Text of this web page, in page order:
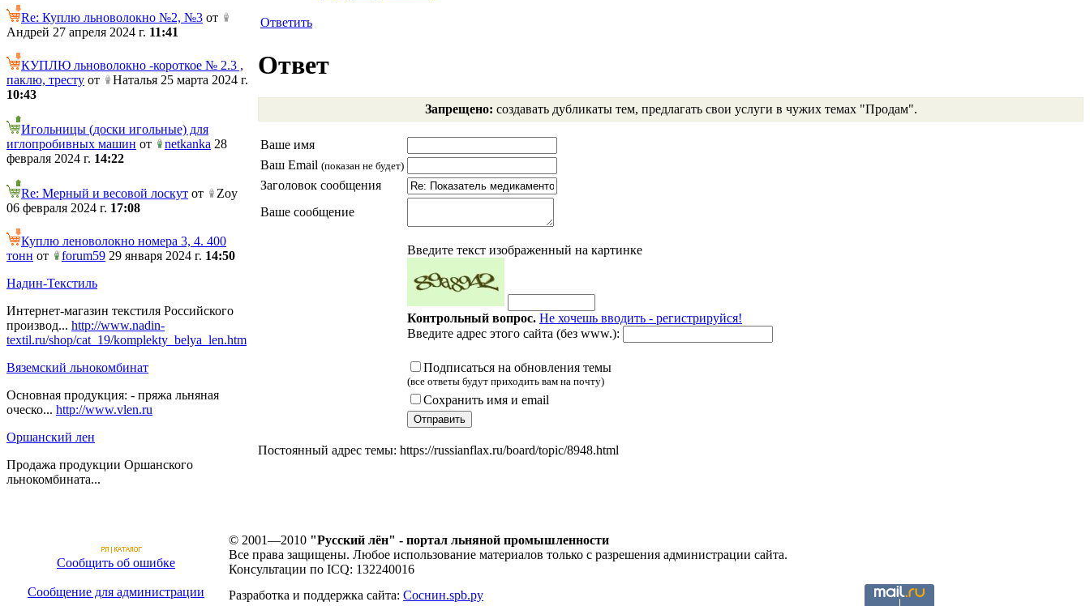
Re: Куплю льноволокно №2, №3 от
Андрей 27 апреля 2024 г. 11:41
КУПЛЮ льноволокно -короткое № 2.3 ,
паклю, тресту от
Наталья 25 марта 2024 г.
10:43
Игольницы (доски игольные) для
иглопробивных машин от netkanka 28
февраля 2024 г. 14:22
Re: Мерный и весовой лоскут от
Zoy
06 февраля 2024 г. 17:08
Куплю леноволокно номера 3, 4. 400
тонн от forum59 29 января 2024 г. 14:50
Надин-Текстиль
Интернет-магазин текстиля Российского
производ... http://www.nadin-
textil.ru/shop/cat_19/komplekty_belya_len.htm
Вяземский льнокомбинат
Основная продукция: - пряжа льняная
оческо... http://www.vlen.ru
Оршанский лен
Продажа продукции Оршанского
льнокомбината...
Ответить
Ответ
Запрещено: создавать дубликаты тем, предлагать свои услуги в чужих темах "Продам".
Ваше имя
Ваш Email (показан не будет)
Заголовок сообщения
Ваше сообщение
Введите текст изображенный на картинке
Контрольный вопрос. Не хочешь вводить - регистрируйся!
Введите адрес этого сайта (без www.):
Подписаться на обновления темы
(все ответы будут приходить вам на почту)
Сохранить имя и email
Постоянный адрес темы: https://russianflax.ru/board/topic/8948.html
Сообщить об ошибке
Сообщение для администрации
© 2001—2010 "Русский лён" - портал льняной промышленности
Все права защищены. Любое использование материалов только с разрешения администрации сайта.
Консультации по ICQ: 132240016
Разработка и поддержка сайта: Соснин.spb.ру